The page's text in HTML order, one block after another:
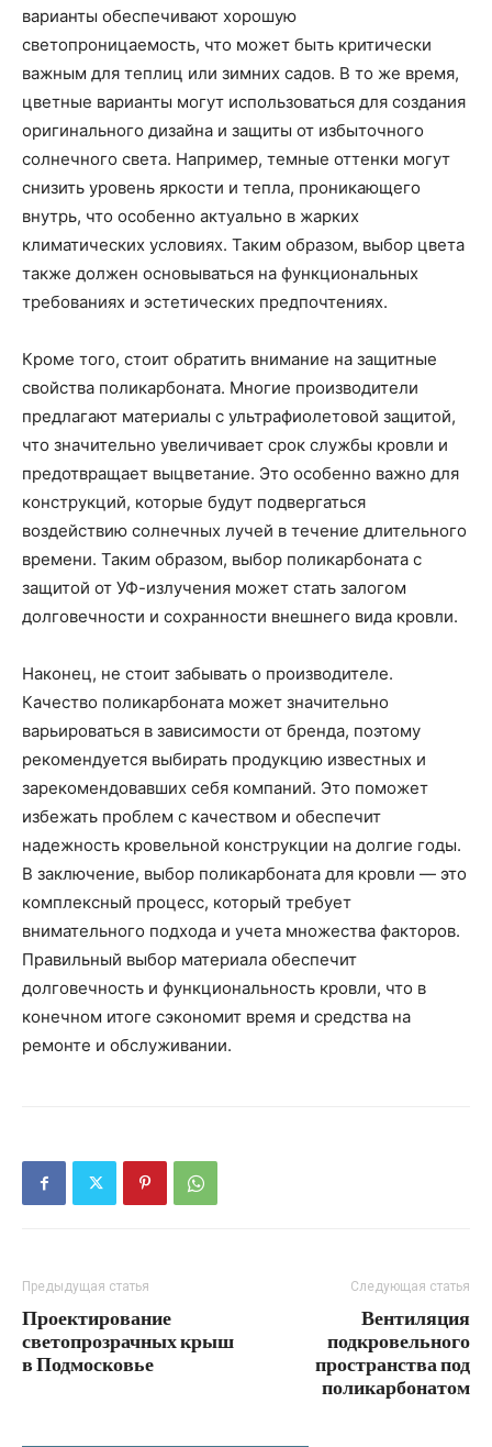
варианты обеспечивают хорошую
светопроницаемость, что может быть критически
важным для теплиц или зимних садов. В то же время,
цветные варианты могут использоваться для создания
оригинального дизайна и защиты от избыточного
солнечного света. Например, темные оттенки могут
снизить уровень яркости и тепла, проникающего
внутрь, что особенно актуально в жарких
климатических условиях. Таким образом, выбор цвета
также должен основываться на функциональных
требованиях и эстетических предпочтениях.
Кроме того, стоит обратить внимание на защитные
свойства поликарбоната. Многие производители
предлагают материалы с ультрафиолетовой защитой,
что значительно увеличивает срок службы кровли и
предотвращает выцветание. Это особенно важно для
конструкций, которые будут подвергаться
воздействию солнечных лучей в течение длительного
времени. Таким образом, выбор поликарбоната с
защитой от УФ-излучения может стать залогом
долговечности и сохранности внешнего вида кровли.
Наконец, не стоит забывать о производителе.
Качество поликарбоната может значительно
варьироваться в зависимости от бренда, поэтому
рекомендуется выбирать продукцию известных и
зарекомендовавших себя компаний. Это поможет
избежать проблем с качеством и обеспечит
надежность кровельной конструкции на долгие годы.
В заключение, выбор поликарбоната для кровли — это
комплексный процесс, который требует
внимательного подхода и учета множества факторов.
Правильный выбор материала обеспечит
долговечность и функциональность кровли, что в
конечном итоге сэкономит время и средства на
ремонте и обслуживании.
Предыдущая статья
Проектирование
светопрозрачных крыш
в Подмосковье
Следующая статья
Вентиляция
подкровельного
пространства под
поликарбонатом